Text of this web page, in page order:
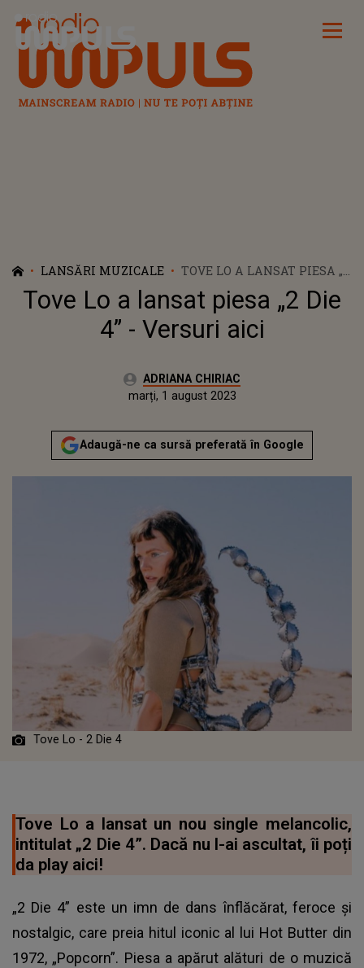
Radio Impuls
LANSĂRI MUZICALE
TOVE LO A LANSAT PIESA „2
DIE 4” - VERSURI AICI
Tove Lo a lansat piesa „2 Die
4” - Versuri aici
Autor:ADRIANA CHIRIAC
Actualizat:
marți, 1 august 2023
Adaugă-ne ca sursă preferată în Google
Tove Lo - 2 Die 4
Tove Lo a lansat un nou single melancolic,
intitulat „2 Die 4”. Dacă nu l-ai ascultat, îi poți
da play aici!
„2 Die 4” este un imn de dans înflăcărat, feroce și
nostalgic, care preia hitul iconic al lui Hot Butter din
1972, „Popcorn”. Piesa a apărut alături de o muzică